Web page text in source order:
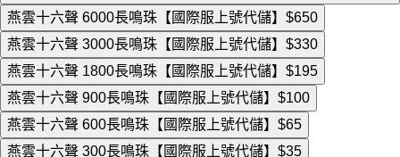
燕雲十六聲 6000長鳴珠【國際服上號代儲】 $650
燕雲十六聲 3000長鳴珠【國際服上號代儲】 $330
燕雲十六聲 1800長鳴珠【國際服上號代儲】 $195
燕雲十六聲 900長鳴珠【國際服上號代儲】 $100
燕雲十六聲 600長鳴珠【國際服上號代儲】 $65
燕雲十六聲 300長鳴珠【國際服上號代儲】 $35